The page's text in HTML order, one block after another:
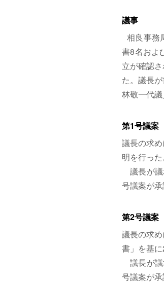
議事
相良事務
書8名およ
立が確認
た。議長
林敬一代議
第1号議案
議長の求
明を行った
議長が議
号議案が承
第2号議案
議長の求
書」を基に
議長が議
号議案が承